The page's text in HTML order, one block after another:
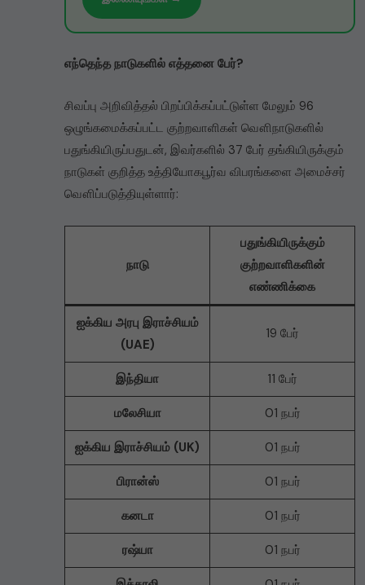
எந்தெந்த நாடுகளில் எத்தனை பேர்?
சிவப்பு அறிவித்தல் பிறப்பிக்கப்பட்டுள்ள மேலும் 96
ஒழுங்கமைக்கப்பட்ட குற்றவாளிகள் வௌிநாடுகளில்
பதுங்கியிருப்பதுடன், இவர்களில் 37 பேர் தங்கியிருக்கும்
நாடுகள் குறித்த உத்தியோகபூர்வ விபரங்களை அமைச்சர்
வௌிப்படுத்தியுள்ளார்:
நாடு
பதுங்கியிருக்கும்
குற்றவாளிகளின்
எண்ணிக்கை
ஐக்கிய அரபு இராச்சியம்
(UAE)
19 பேர்
இந்தியா 11 பேர்
மலேசியா 01 நபர்
ஐக்கிய இராச்சியம் (UK) 01 நபர்
பிரான்ஸ் 01 நபர்
கனடா 01 நபர்
ரஷ்யா 01 நபர்